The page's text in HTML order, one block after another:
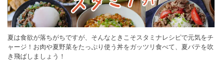
夏は食欲が落ちがちですが、そんなときこそスタミナレシピで元気をチ
ャージ！お肉や夏野菜をたっぷり使う丼をガッツリ食べて、夏バテを吹
き飛ばしましょう！